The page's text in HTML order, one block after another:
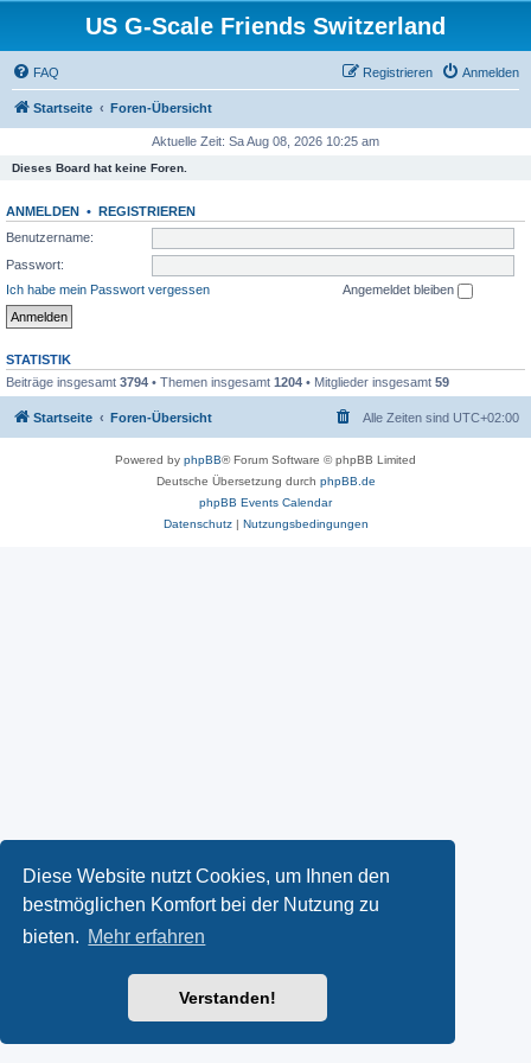
Diese Website nutzt Cookies, um Ihnen den
bestmöglichen Komfort bei der Nutzung zu
bieten. Mehr erfahren
Verstanden!
US G-Scale Friends Switzerland
FAQ Anmelden
Registrieren
Startseite Foren-Übersicht
Aktuelle Zeit: Sa Aug 08, 2026 10:25 am
Dieses Board hat keine Foren.
ANMELDEN • REGISTRIEREN
Benutzername:
Passwort:
Ich habe mein Passwort vergessen
Angemeldet bleiben
STATISTIK
Beiträge insgesamt 3794 • Themen insgesamt 1204 • Mitglieder insgesamt 59
Startseite Foren-Übersicht Alle Zeiten sind UTC+02:00
Powered by phpBB® Forum Software © phpBB Limited
Deutsche Übersetzung durch phpBB.de
phpBB Events Calendar
Datenschutz| Nutzungsbedingungen